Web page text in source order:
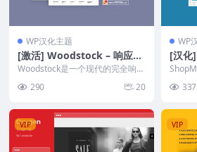
WP汉化主题
[激活] Woodstock – 响应式
电子商务WooCommerce主
Woodstock是一个现代的完全响应
290 20
WP
[汉化
活的后
337
VIP VIP